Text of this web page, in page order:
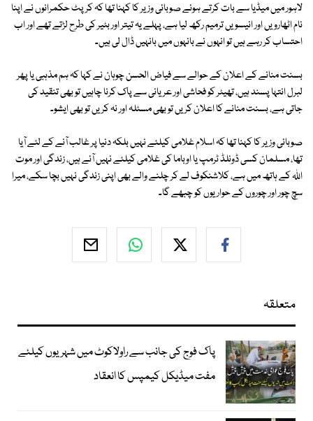
لاہور میں میڈیا سے بات کرتے ہوئے صوبائی وزیر کا کہنا تھا کہ کرپٹ حکمرانوں نے اپنا
نام اٹھارویں اور انیسویں ترمیم رکھ لیا ہے، پہلے یہ تیتر اور بٹیر کی طرح لڑتے تھے اور اب
احتساب کر رہے ہیں تو انہوں نے بانہوں میں بانہیں ڈال لی ہیں۔
بسنت منانے کے اعلان کے حوالے سے فیاض الحسن چوہان نے کہا کہ ہم مذہبی یا پھر
لبرل انتہا پسند ہیں، تھیٹر کو فحاشی اور عریانی سے پاک کرنا چاہیں تو بھی تنقید کی
جاتی ہے، بسنت منانے کا اعلان کریں تو بھی مسئلہ اور نہ کریں تو بھی ایشو۔
صوبائی وزیر کا کہنا تھا کہ اسلام غلامی کیلئے نہیں بلکہ دنیا پر غالب آنے کے لئے آیا
تھا، مسلمان کسی ڈونلڈ ٹرمپ یا اوباما کی غلامی کیلئے نہیں آئے ہیں، زندگی اور موت
اللہ کے ہاتھ میں ہے، کلاشنکوف لے کر چلنے والے بھی اپنی زندگی نہیں بچا سکے، میرا
سچ چور اور چوروں کے حواریوں کو چبھے گا۔
متعلقہ
پاک فوج کی جانب سے راولاکوٹ میں شہریوں کیلئے
مفت میڈیکل کیمپس کا انعقاد